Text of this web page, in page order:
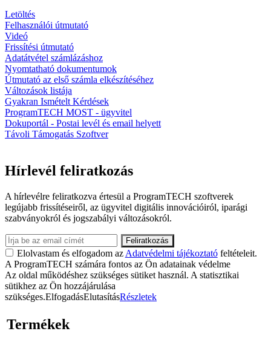
Letöltés
Felhasználói útmutató
Videó
Frissítési útmutató
Adatátvétel számlázáshoz
Nyomtatható dokumentumok
Útmutató az első számla elkészítéséhez
Változások listája
Gyakran Ismételt Kérdések
ProgramTECH MOST - ügyvitel
Dokuportál - Postai levél és email helyett
Távoli Támogatás Szoftver
Hírlevél feliratkozás
A hírlevélre feliratkozva értesül a ProgramTECH szoftverek
legújabb frissítéseiről, az ügyvitel digitális innovációiról, iparági
szabványokról és jogszabályi változásokról.
Elolvastam és elfogadom az Adatvédelmi tájékoztatófeltételeit.
A ProgramTECH számára fontos az Ön adatainak védelme
Az oldal működéshez szükséges sütiket használ. A statisztikai
sütikhez az Ön hozzájárulása
szükséges.ElfogadásElutasításRészletek
Termékek